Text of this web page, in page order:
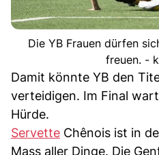
Die YB Frauen dürfen
freuen. -
Damit könnte YB den
verteidigen. Im Final
Hürde.
Servette Chênois ist in
Mass aller Dinge. Die